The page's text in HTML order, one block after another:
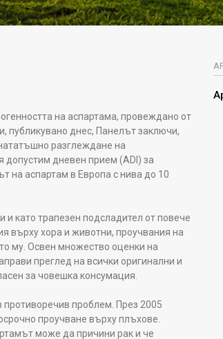
на аспартама, провеждано от
публикувано днес, Панелът заключи,
разглеждане на
допустим дневен прием (ADI) за
на аспартам в Европа с нива до 10
като трапезен подсладител от повече
върху хора и животни, проучвания на
му. Освен множество оценки на
преглед на всички оригинални и
за човешка консумация.
противоречив проблем. През 2005
проучване върху плъхове.
може да причини рак и че